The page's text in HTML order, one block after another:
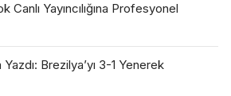
Yayıncılığına Profesyonel
Brezilya’yı 3-1 Yenerek